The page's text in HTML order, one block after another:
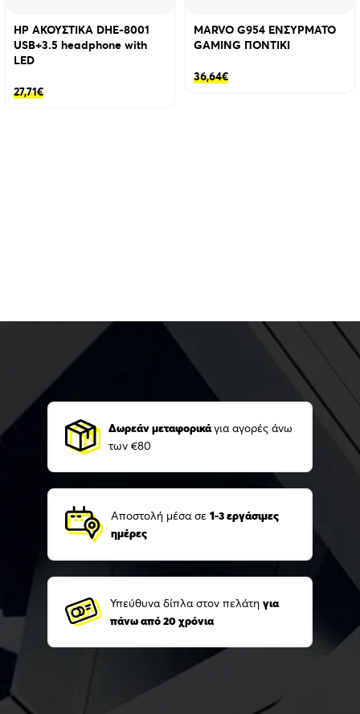
HP ΑΚΟΥΣΤΙΚΑ DHE-8001
USB+3.5 headphone with
LED
27,71€
MARVO G954 ΕΝΣΥΡΜΑΤΟ
GAMING ΠΟΝΤΙΚΙ
36,64€
Δωρεάν μεταφορικάγια αγορές άνω
των €80
Αποστολή μέσα σε 1-3 εργάσιμες
ημέρες
Υπεύθυνα δίπλα στον πελάτη για
πάνω από 20 χρόνια